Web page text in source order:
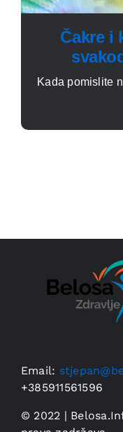
Čakre i
Kada pomislite
Email:
+385911561596
© 2022 |